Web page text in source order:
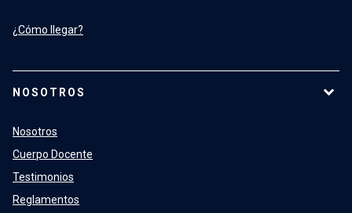
¿Cómo llegar?
NOSOTROS
Nosotros
Cuerpo Docente
Testimonios
Reglamentos